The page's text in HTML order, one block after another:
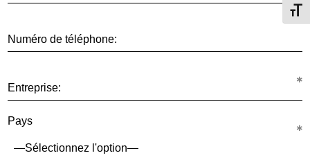
Numéro de téléphone:
Entreprise:
Pays